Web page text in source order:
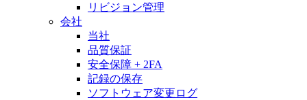
リビジョン管理
会社
当社
品質保証
安全保障 + 2FA
記録の保存
ソフトウェア変更ログ